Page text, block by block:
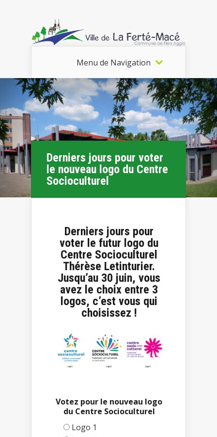
Menu de Navigation
Derniers jours pour voter
le nouveau logo du Centre
Socioculturel
Derniers jours pour
voter le futur logo du
Centre Socioculturel
Thérèse Letinturier.
Jusqu’au 30 juin, vous
avez le choix entre 3
logos, c’est vous qui
choisissez !
Votez pour le nouveau logo
du Centre Socioculturel
Logo 1